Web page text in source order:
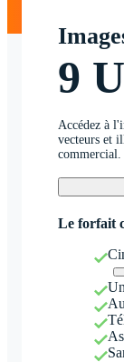
9
Accédez à
vecteurs et
commercial.
Le forfait